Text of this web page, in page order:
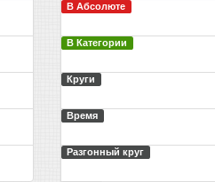
В Абсолюте
В Категории
Круги
Время
Разгонный круг